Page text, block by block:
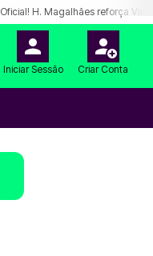
Oficial! H. Magalhães reforça
Iniciar Sessão Criar Conta